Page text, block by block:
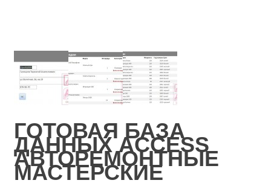
ГОТОВАЯ БАЗА
ДАННЫХ ACCESS
АВТОРЕМОНТНЫЕ
МАСТЕРСКИЕ